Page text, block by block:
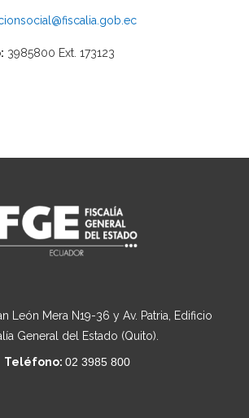
3985800 Ext. 173123
León Mera N19-36 y Av. Patria, Edificio
General del Estado (Quito).
Teléfono: 02 3985 800